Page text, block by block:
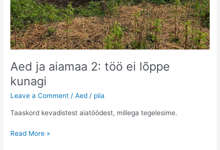
Aed ja aiamaa 2: töö ei lõppe
kunagi
Leave a Comment /Aed / piia
Taaskord kevadistest aiatöödest, millega tegelesime.
Aed
Read More »